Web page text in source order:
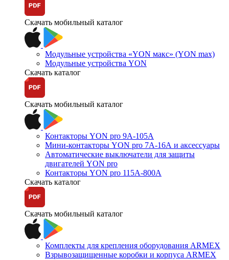
Скачать мобильный каталог
Модульные устройства «YON макс» (YON max)
Модульные устройства YON
Скачать каталог
Скачать мобильный каталог
Контакторы YON pro 9А-105А
Мини-контакторы YON pro 7А-16А и аксессуары
Автоматические выключатели для защиты
двигателей YON pro
Контакторы YON pro 115А-800А
Скачать каталог
Скачать мобильный каталог
Комплекты для крепления оборудования ARMEX
Взрывозащищенные коробки и корпуса ARMEX